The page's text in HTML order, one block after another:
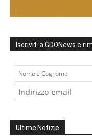
Iscriviti a GDONews e
Ultime Notizie